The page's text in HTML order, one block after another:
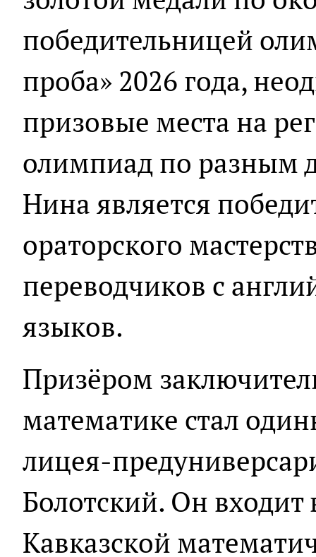
победительницей
проба» 2026 года,
призовые места на
олимпиад по разным
Нина является
ораторского
переводчиков с
языков.
Призёром
математике стал
лицея-
Болотский. Он входит
Кавказской